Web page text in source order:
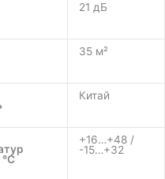
21 дБ
35 м²
Китай
+16…+48 /
-15…+32